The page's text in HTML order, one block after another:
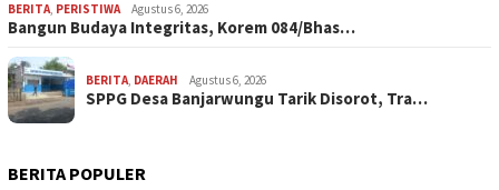
BERITA, PERISTIWA Agustus 6, 2026
Bangun Budaya Integritas, Korem 084/Bhas…
BERITA, DAERAH Agustus 6, 2026
SPPG Desa Banjarwungu Tarik Disorot, Tra…
BERITA POPULER